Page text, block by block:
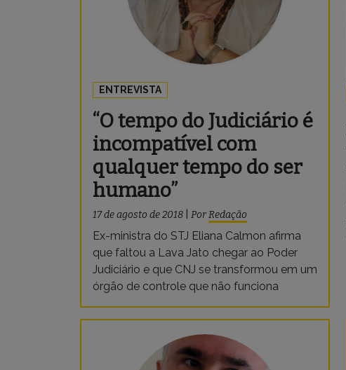
ENTREVISTA
“O tempo do Judiciário é
incompatível com
qualquer tempo do ser
humano”
17 de agosto de 2018 PorRedação
Ex-ministra do STJ Eliana Calmon afirma
que faltou a Lava Jato chegar ao Poder
Judiciário e que CNJ se transformou em um
órgão de controle que não funciona